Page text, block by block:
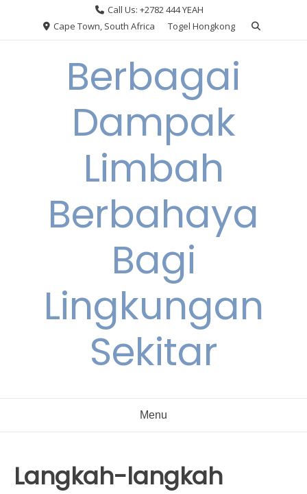
Call Us: +2782 444 YEAH
Cape Town, South Africa
Togel Hongkong
Berbagai
Dampak
Limbah
Berbahaya
Bagi
Lingkungan
Sekitar
Menu
Langkah-langkah